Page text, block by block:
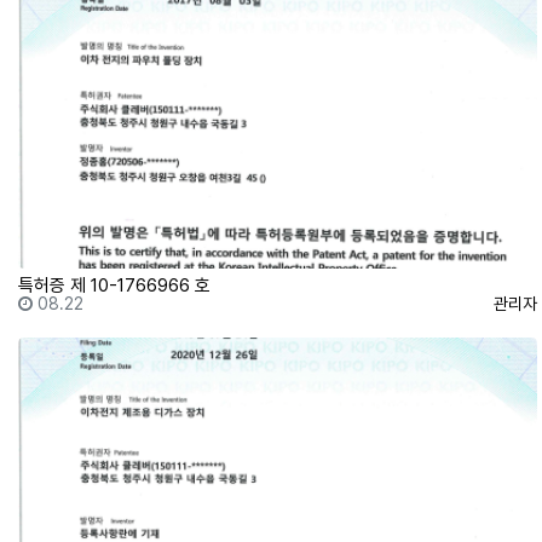
특허증 제 10-1766966 호
등록자
관리자
등록일
08.22